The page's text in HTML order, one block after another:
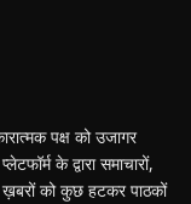
पक्ष को उजागर
के द्वारा समाचारों,
ख़बरों को कुछ हटकर पाठकों